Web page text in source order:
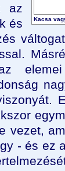
Kacsa
az
és
vezet,
- és ez